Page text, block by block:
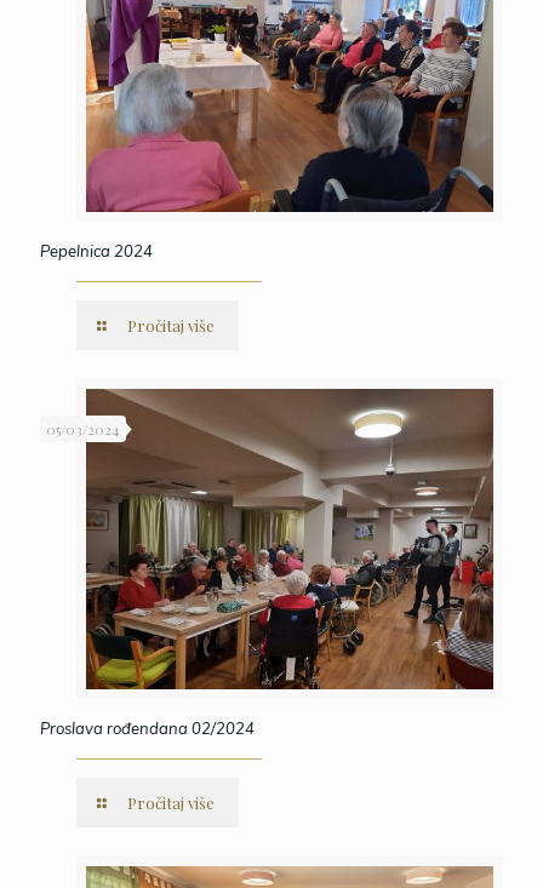
Pepelnica 2024
Pročitaj više
05/03/2024
Proslava rođendana 02/2024
Pročitaj više